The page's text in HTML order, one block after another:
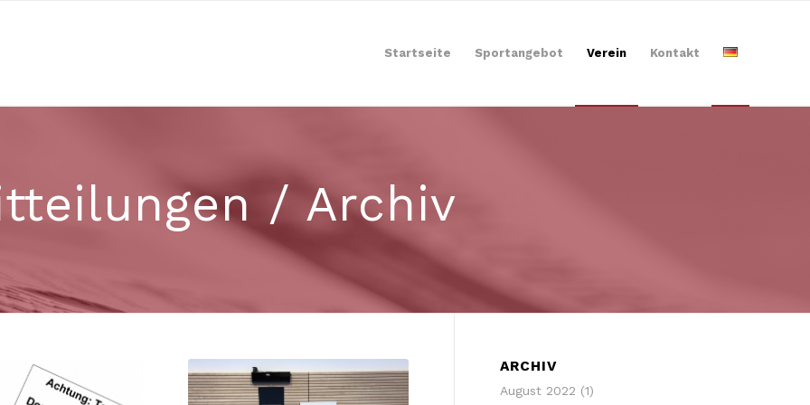
Startseite Sportangebot Verein Kontakt
/ Archiv
ARCHIV
August 2022 (1)